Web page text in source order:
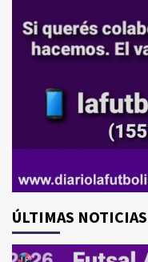
ÚLTIMAS NOTICIAS